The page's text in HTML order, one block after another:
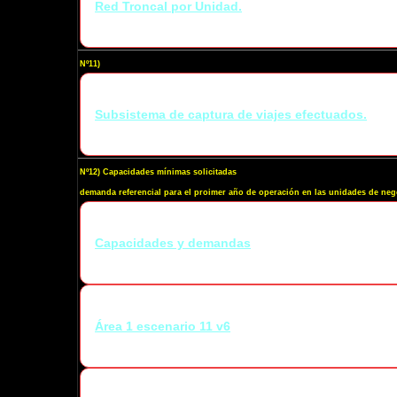
Red Troncal por Unidad.
Nº11)
Subsistema de captura de viajes efectuados.
Nº12) Capacidades mínimas solicitadas
demanda referencial para el proimer año de operación en las unidades de
Capacidades y demandas
Área 1 escenario 11 v6